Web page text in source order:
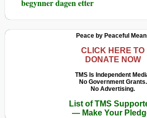
begynner dagen etter
Peace by Peaceful
CLICK HERE TO
DONATE NOW
TMS Is Independent
No Government Grants.
No Advertising.
List of TMS
— Make Your